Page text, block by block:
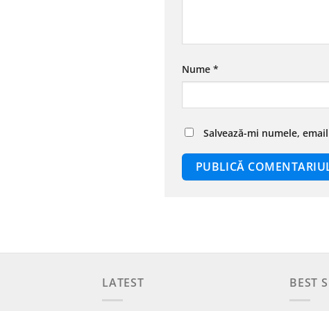
Nume *
Salvează-mi numele,
LATEST BEST